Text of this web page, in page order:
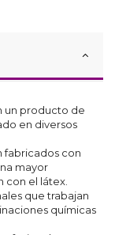
un producto de
en diversos
fabricados con
mayor
con el látex.
que trabajan
químicas